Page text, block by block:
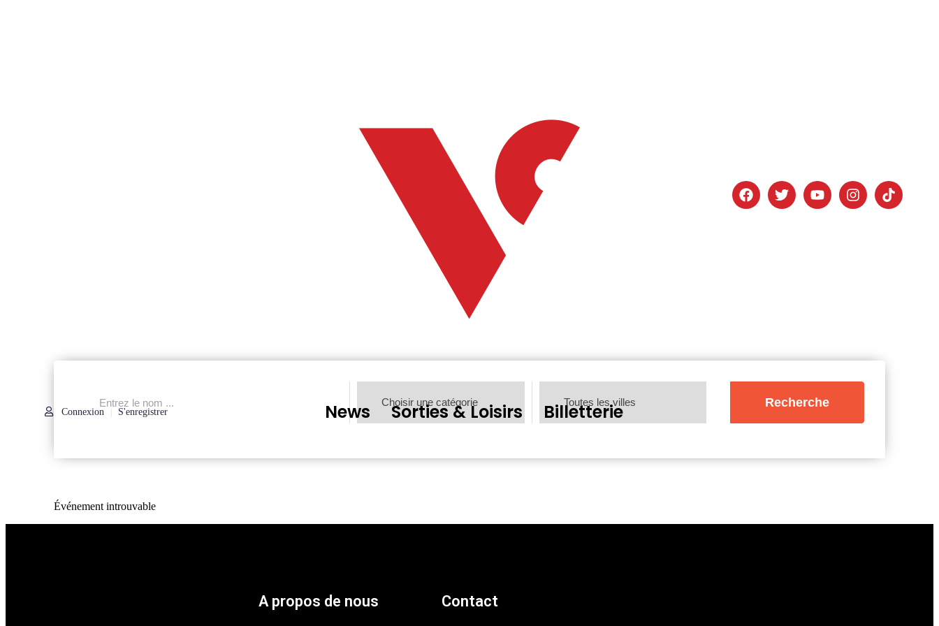
Connexion S'enregistrer News Sorties & Loisirs Billetterie
Événement introuvable
A propos de nous Contact